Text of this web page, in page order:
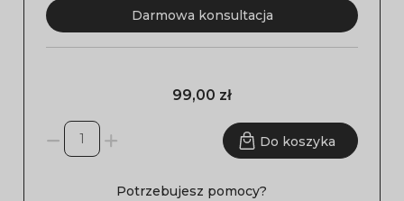
Darmowa konsultacja
99,00 zł
Do koszyka
Potrzebujesz pomocy?